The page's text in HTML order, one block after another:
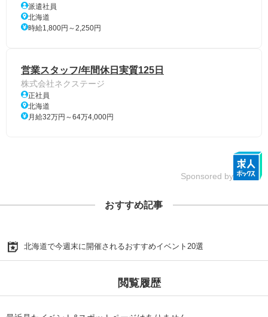
派遣社員
北海道
時給1,800円～2,250円
営業スタッフ/年間休日実質125日
株式会社ネクステージ
正社員
北海道
月給32万円～64万4,000円
Sponsored by
おすすめ記事
北海道で今週末に開催されるおすすめイベント20選
閲覧履歴